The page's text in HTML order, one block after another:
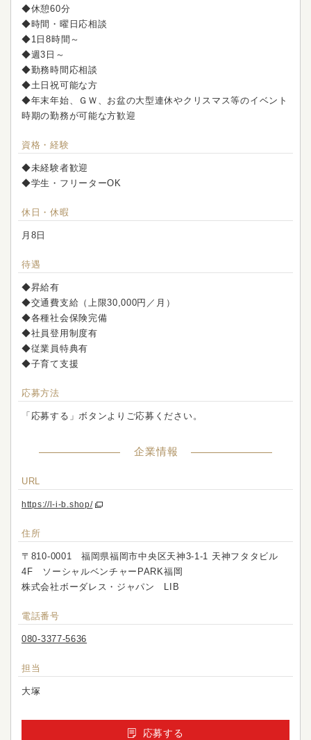
◆休憩60分
◆時間・曜日応相談
◆1日8時間～
◆週3日～
◆勤務時間応相談
◆土日祝可能な方
◆年末年始、ＧＷ、お盆の大型連休やクリスマス等のイベント
時期の勤務が可能な方歓迎
資格・経験
◆未経験者歓迎
◆学生・フリーターOK
休日・休暇
月8日
待遇
◆昇給有
◆交通費支給（上限30,000円／月）
◆各種社会保険完備
◆社員登用制度有
◆従業員特典有
◆子育て支援
応募方法
「応募する」ボタンよりご応募ください。
企業情報
URL
https://l-i-b.shop/
住所
〒810-0001 福岡県福岡市中央区天神3-1-1 天神フタタビル
4F ソーシャルベンチャーPARK福岡
株式会社ボーダレス・ジャパン LIB
電話番号
080-3377-5636
担当
大塚
応募する